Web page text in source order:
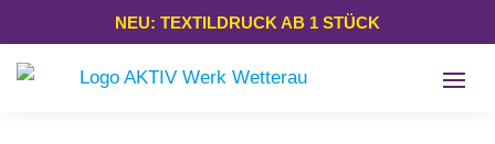
NEU: TEXTILDRUCK AB 1 STÜCK